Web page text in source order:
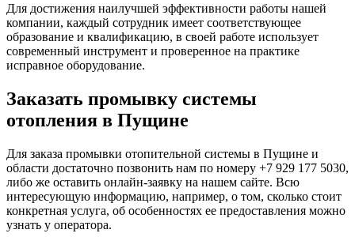
Для достижения наилучшей эффективности работы нашей
компании, каждый сотрудник имеет соответствующее
образование и квалификацию, в своей работе использует
современный инструмент и проверенное на практике
исправное оборудование.
Заказать промывку системы
отопления в Пущине
Для заказа промывки отопительной системы в Пущине и
области достаточно позвонить нам по номеру +7 929 177 5030,
либо же оставить онлайн-заявку на нашем сайте. Всю
интересующую информацию, например, о том, сколько стоит
конкретная услуга, об особенностях ее предоставления можно
узнать у оператора.